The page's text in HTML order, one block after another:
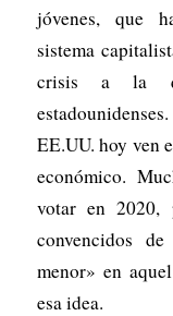
jóvenes, que
sistema
crisis a la
EE.UU. hoy ven
económico.
votar en 2020,
convencidos
menor» en
esa idea.